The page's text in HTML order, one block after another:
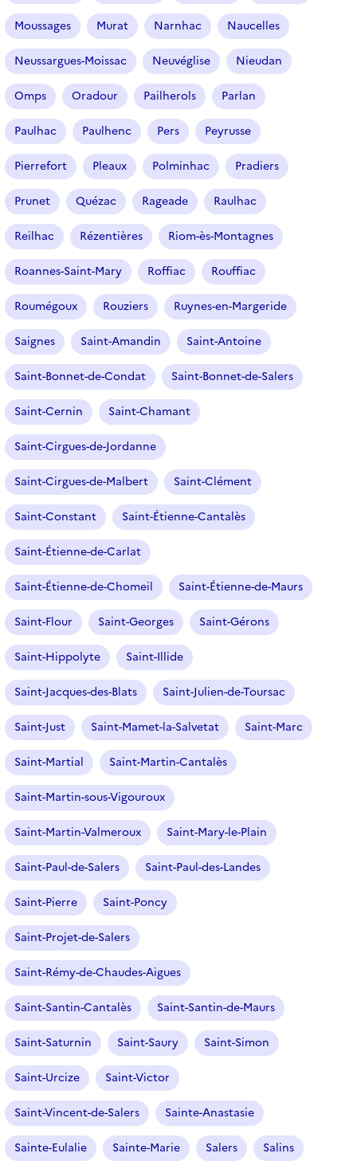
Moussages Murat Narnhac Naucelles
Neussargues-Moissac Neuvéglise Nieudan
Omps Oradour Pailherols Parlan
Paulhac Paulhenc Pers Peyrusse
Pierrefort Pleaux Polminhac Pradiers
Prunet Quézac Rageade Raulhac
Reilhac Rézentières Riom-ès-Montagnes
Roannes-Saint-Mary Roffiac Rouffiac
Roumégoux Rouziers Ruynes-en-Margeride
Saignes Saint-Amandin Saint-Antoine
Saint-Bonnet-de-Condat Saint-Bonnet-de-Salers
Saint-Cernin Saint-Chamant
Saint-Cirgues-de-Jordanne
Saint-Cirgues-de-Malbert Saint-Clément
Saint-Constant Saint-Étienne-Cantalès
Saint-Étienne-de-Carlat
Saint-Étienne-de-Chomeil Saint-Étienne-de-Maurs
Saint-Flour Saint-Georges Saint-Gérons
Saint-Hippolyte Saint-Illide
Saint-Jacques-des-Blats Saint-Julien-de-Toursac
Saint-Just Saint-Mamet-la-Salvetat Saint-Marc
Saint-Martial Saint-Martin-Cantalès
Saint-Martin-sous-Vigouroux
Saint-Martin-Valmeroux Saint-Mary-le-Plain
Saint-Paul-de-Salers Saint-Paul-des-Landes
Saint-Pierre Saint-Poncy
Saint-Projet-de-Salers
Saint-Rémy-de-Chaudes-Aigues
Saint-Santin-Cantalès Saint-Santin-de-Maurs
Saint-Saturnin Saint-Saury Saint-Simon
Saint-Urcize Saint-Victor
Saint-Vincent-de-Salers Sainte-Anastasie
Sainte-Eulalie Sainte-Marie Salers Salins